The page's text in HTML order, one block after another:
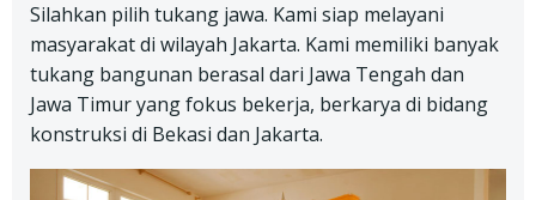
Silahkan pilih tukang jawa. Kami siap melayani
masyarakat di wilayah Jakarta. Kami memiliki banyak
tukang bangunan berasal dari Jawa Tengah dan
Jawa Timur yang fokus bekerja, berkarya di bidang
konstruksi di Bekasi dan Jakarta.